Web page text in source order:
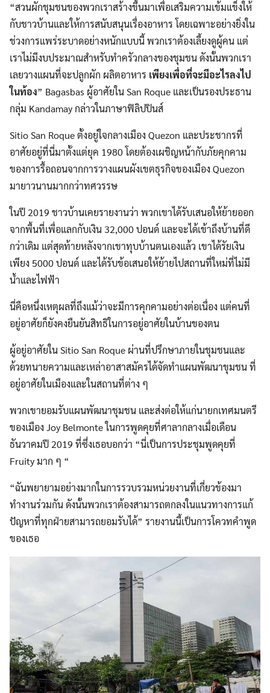
“สวนผักชุมชนของพวกเราสร้างขึ้นมาเพื่อเสริมความเข้มแข็งให้
กับชาวบ้านและให้การสนับสนุนเรื่องอาหาร โดยเฉพาะอย่างยิ่งใน
ช่วงการแพร่ระบาดอย่างหนักแบบนี้ พวกเราต้องเลี้ยงดูผู้คน แต่
เราไม่มีงบประมาณสำหรับทำครัวกลางของชุมชน ดังนั้นพวกเรา
เลยวางแผนที่จะปลูกผัก ผลิตอาหาร เพียงเพื่อที่จะมีอะไรลงไป
ในท้อง” Bagasbas ผู้อาศัยใน San Roque และเป็นรองประธาน
กลุ่ม Kandamay กล่าวในภาษาฟิลิปปินส์
Sitio San Roque ตั้งอยู่ใจกลางเมือง Quezon และประชากรที่
อาศัยอยู่ที่นี่มาตั้งแต่ยุค 1980 โดยต้องเผชิญหน้ากับภัยคุกคาม
ของการรื้อถอนจากการวางแผนผังเขตธุรกิจของเมือง Quezon
มายาวนานมากกว่าทศวรรษ
ในปี 2019 ชาวบ้านเคยรายงานว่า พวกเขาได้รับเสนอให้ย้ายออก
จากพื้นที่เพื่อแลกกับเงิน 32,000 ปอนด์ และจะได้เข้าถึงบ้านที่ดี
กว่าเดิม แต่สุดท้ายหลังจากเขาทุบบ้านตนเองแล้ว เขาได้รัยเงิน
เพียง 5000 ปอนด์ และได้รับข้อเสนอให้ย้ายไปสถานที่ใหม่ที่ไม่มี
น้ำและไฟฟ้า
นี่คือหนึ่งเหตุผลที่ถึงแม้ว่าจะมีการคุกคามอย่างต่อเนื่อง แต่คนที่
อยู่อาศัยก็ยังคงยืนยันสิทธิในการอยู่อาศัยในบ้านของตน
ผู้อยู่อาศัยใน Sitio San Roque ผ่านที่ปรึกษาภายในชุมชนและ
ด้วยทนายความและเหล่าอาสาสมัครได้จัดทำแผนพัฒนาขุมชน ที่
อยู่อาศัยในเมืองและในสถานที่ต่าง ๆ
พวกเขายอมรับแผนพัฒนาชุมชน และส่งต่อให้แก่นายกเทศมนตรี
ของเมือง Joy Belmonte ในการพูดคุยที่ศาลากลางเมื่อเดือน
ธันวาคมปี 2019 ที่ซึ่งเธอบอกว่า “นี่เป็นการประชุมพูดคุยที่
Fruity มาก ๆ “
“ฉันพยายามอย่างมากในการรวบรวมหน่วยงานที่เกี่ยวข้องมา
ทำงานร่วมกัน ดังนั้นพวกเราต้องสามารถตกลงในแนวทางการแก้
ปัญหาที่ทุกฝ่ายสามารถยอมรับได้” รายงานนี้เป็นการโควทคำพูด
ของเธอ